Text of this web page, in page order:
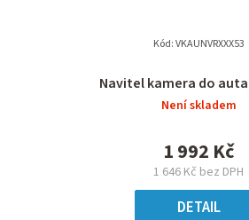
Navitel kamera do auta
Není skladem
1 646 Kč bez DPH
1 992 Kč
DETAIL
Kód:VKAUNVRXXX53